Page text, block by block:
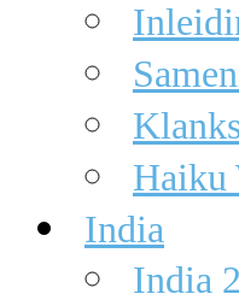
Haiku
India
India